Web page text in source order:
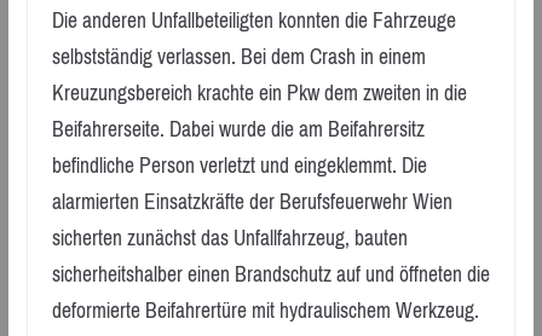
Die anderen Unfallbeteiligten konnten die Fahrzeuge
selbstständig verlassen. Bei dem Crash in einem
Kreuzungsbereich krachte ein Pkw dem zweiten in die
Beifahrerseite. Dabei wurde die am Beifahrersitz
befindliche Person verletzt und eingeklemmt. Die
alarmierten Einsatzkräfte der Berufsfeuerwehr Wien
sicherten zunächst das Unfallfahrzeug, bauten
sicherheitshalber einen Brandschutz auf und öffneten die
deformierte Beifahrertüre mit hydraulischem Werkzeug.